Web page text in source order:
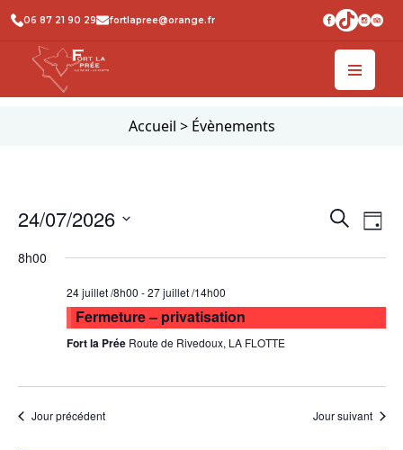
06 87 21 90 29 fortlapree@orange.fr
Accueil > Évènements
de
vues
Recherche
Jour
24/07/2026
une
8h00
24 juillet /8h00 -27 juillet /14h00
Fermeture – privatisation
Fort la Prée Route de Rivedoux, LA FLOTTE
Jour précédent Jour suivant